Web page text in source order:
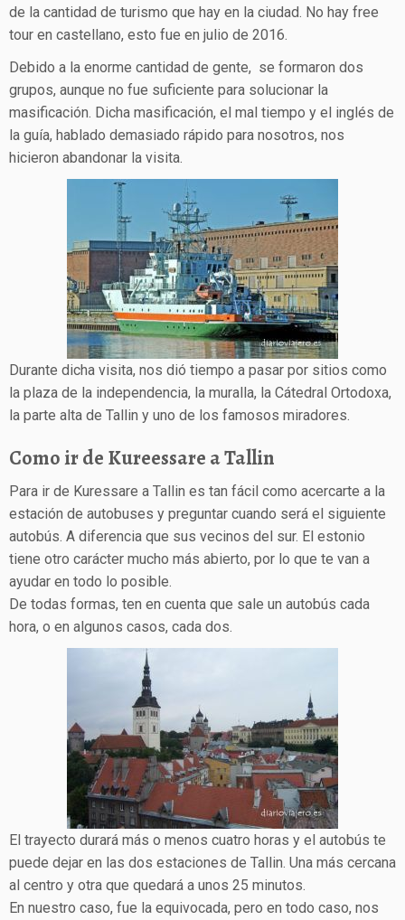
de la cantidad de turismo que hay en la ciudad. No hay free
tour en castellano, esto fue en julio de 2016.
Debido a la enorme cantidad de gente, se formaron dos
grupos, aunque no fue suficiente para solucionar la
masificación. Dicha masificación, el mal tiempo y el inglés de
la guía, hablado demasiado rápido para nosotros, nos
hicieron abandonar la visita.
Durante dicha visita, nos dió tiempo a pasar por sitios como
la plaza de la independencia, la muralla, la Cátedral Ortodoxa,
la parte alta de Tallin y uno de los famosos miradores.
Como ir de Kureessare a Tallin
Para ir de Kuressare a Tallin es tan fácil como acercarte a la
estación de autobuses y preguntar cuando será el siguiente
autobús. A diferencia que sus vecinos del sur. El estonio
tiene otro carácter mucho más abierto, por lo que te van a
ayudar en todo lo posible.
De todas formas, ten en cuenta que sale un autobús cada
hora, o en algunos casos, cada dos.
El trayecto durará más o menos cuatro horas y el autobús te
puede dejar en las dos estaciones de Tallin. Una más cercana
al centro y otra que quedará a unos 25 minutos.
En nuestro caso, fue la equivocada, pero en todo caso, nos